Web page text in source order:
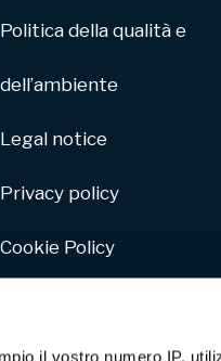
il vostro numero IP,
Politica della qualità e
dell’ambiente
Legal notice
Privacy policy
Cookie Policy